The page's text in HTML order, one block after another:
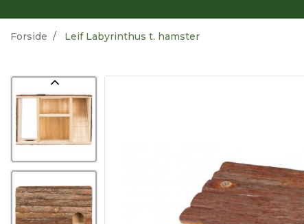
Forside Leif Labyrinthus t. hamster